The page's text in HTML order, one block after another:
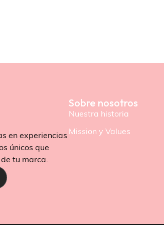
en experiencias
únicos que
tu marca.
Sobre nosotros
Nuestra historia
Mission y Values